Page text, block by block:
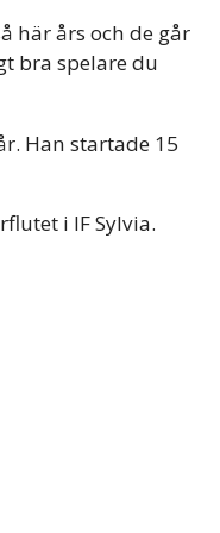
här års och de går
bra spelare du
Han startade 15
i IF Sylvia.